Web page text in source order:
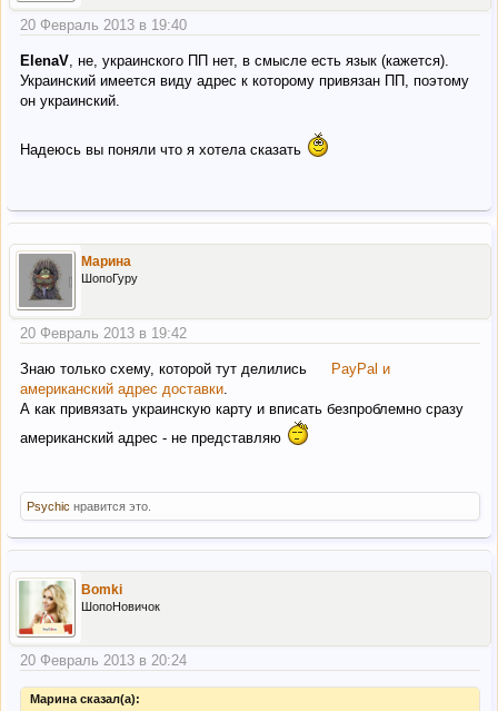
20 Февраль 2013 в 19:40
ElenaV, не, украинского ПП нет, в смысле есть язык (кажется).
Украинский имеется виду адрес к которому привязан ПП, поэтому
он украинский.
Надеюсь вы поняли что я хотела сказать
Марина
ШопоГуру
20 Февраль 2013 в 19:42
Знаю только схему, которой тут делились
PayPal и
американский адрес доставки
А как привязать украинскую карту и вписать безпроблемно сразу
американский адрес - не представляю
Psychic нравится это.
Bomki
ШопоНовичок
20 Февраль 2013 в 20:24
Марина сказал(а):